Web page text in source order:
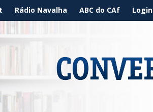
Rádio Navalha ABC do CAf Login